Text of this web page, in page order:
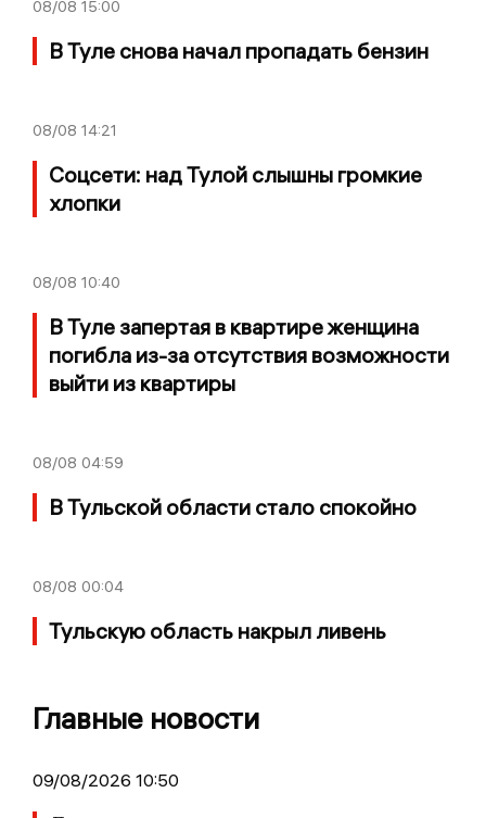
08/08 15:00
В Туле снова начал пропадать бензин
08/08 14:21
Соцсети: над Тулой слышны громкие
хлопки
08/08 10:40
В Туле запертая в квартире женщина
погибла из-за отсутствия возможности
выйти из квартиры
08/08 04:59
В Тульской области стало спокойно
08/08 00:04
Тульскую область накрыл ливень
Главные новости
09/08/2026 10:50